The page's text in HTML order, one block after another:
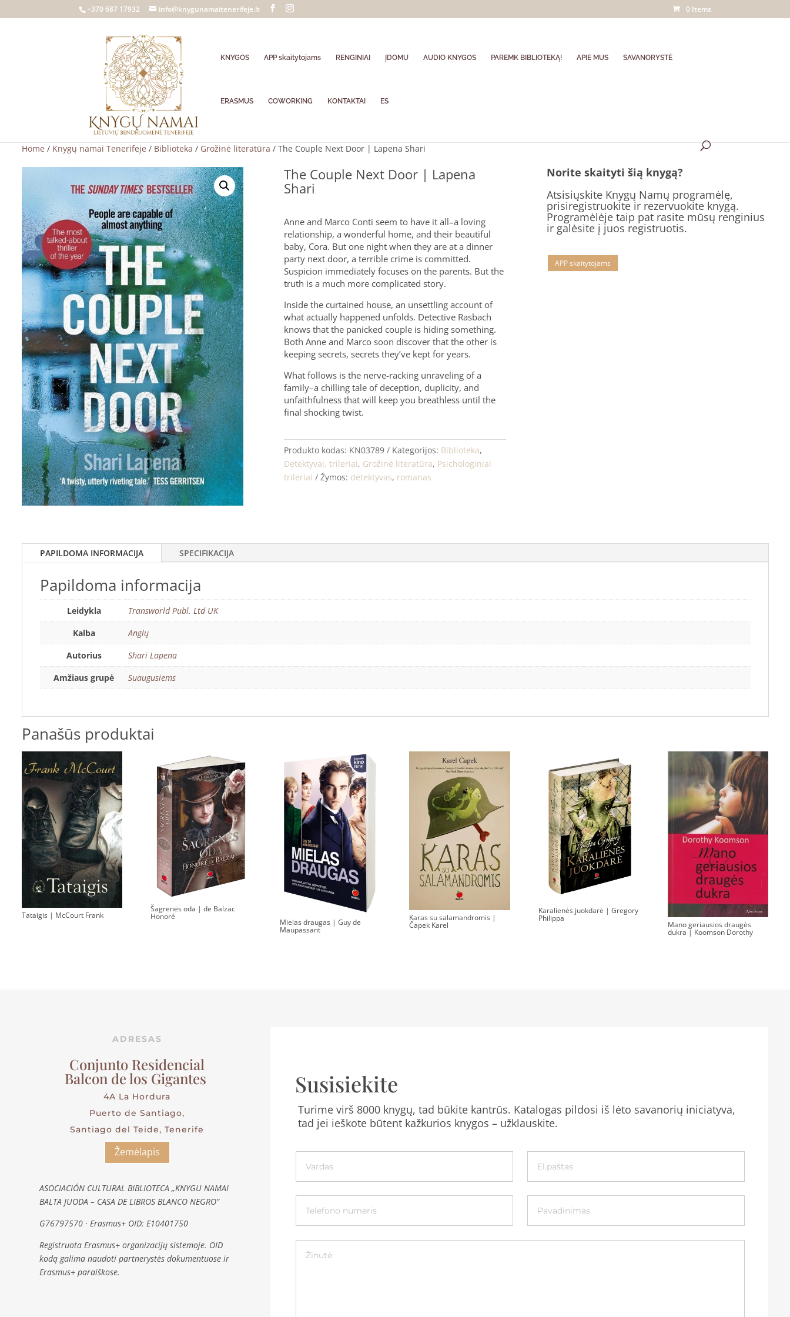
+370 687 17932 info@knygunamaitenerifeje.lt 0 Items
KNYGOS APP skaitytojams RENGINIAI ĮDOMU AUDIO KNYGOS PAREMK BIBLIOTEKĄ! APIE MUS SAVANORYSTĖ
ERASMUS COWORKING KONTAKTAI ES
Home / Knygų namai Tenerifeje / Biblioteka / Grožinė literatūra / The Couple Next Door | Lapena Shari
The Couple Next Door | Lapena
Shari
Anne and Marco Conti seem to have it all–a loving
relationship, a wonderful home, and their beautiful
baby, Cora. But one night when they are at a dinner
party next door, a terrible crime is committed.
Suspicion immediately focuses on the parents. But the
truth is a much more complicated story.
Inside the curtained house, an unsettling account of
what actually happened unfolds. Detective Rasbach
knows that the panicked couple is hiding something.
Both Anne and Marco soon discover that the other is
keeping secrets, secrets they’ve kept for years.
What follows is the nerve-racking unraveling of a
family–a chilling tale of deception, duplicity, and
unfaithfulness that will keep you breathless until the
final shocking twist.
Produkto kodas: KN03789 Kategorijos: Biblioteka,
Detektyvai, trileriai, Grožinė literatūra, Psichologiniai
trileriai
Žymos: detektyvas, romanas
Norite skaityti šią knygą?
Atsisiųskite Knygų Namų programėlę,
prisiregistruokite ir rezervuokite knygą.
Programėlėje taip pat rasite mūsų renginius
ir galėsite į juos registruotis.
APP skaitytojams
PAPILDOMA INFORMACIJA SPECIFIKACIJA
Papildoma informacija
Leidykla
Transworld Publ. Ltd UK
Kalba
Anglų
Autorius
Shari Lapena
Amžiaus grupė
Suaugusiems
Panašūs produktai
Tataigis | McCourt Frank
Šagrenės oda | de Balzac
Honoré
Mielas draugas | Guy de
Maupassant
Karas su salamandromis |
Čapek Karel
Karalienės juokdarė | Gregory
Philippa
Mano geriausios draugės
dukra | Koomson Dorothy
ADRESAS
Conjunto Residencial
Balcon de los Gigantes
4A La Hordura
Puerto de Santiago,
Santiago del Teide, Tenerife
Žemėlapis
ASOCIACIÓN CULTURAL BIBLIOTECA „KNYGU NAMAI
BALTA JUODA – CASA DE LIBROS BLANCO NEGRO”
G76797570 · Erasmus+ OID: E10401750
Registruota Erasmus+ organizacijų sistemoje. OID
kodą galima naudoti partnerystės dokumentuose ir
Erasmus+ paraiškose.
Susisiekite
Turime virš 8000 knygų, tad būkite kantrūs. Katalogas pildosi iš lėto savanorių iniciatyva,
tad jei ieškote būtent kažkurios knygos – užklauskite.